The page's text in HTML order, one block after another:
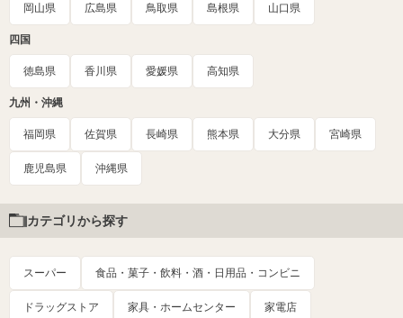
岡山県 広島県 鳥取県 島根県 山口県
四国
徳島県 香川県 愛媛県 高知県
九州・沖縄
福岡県 佐賀県 長崎県 熊本県 大分県 宮崎県
鹿児島県 沖縄県
カテゴリから探す
スーパー 食品・菓子・飲料・酒・日用品・コンビニ
ドラッグストア 家具・ホームセンター 家電店